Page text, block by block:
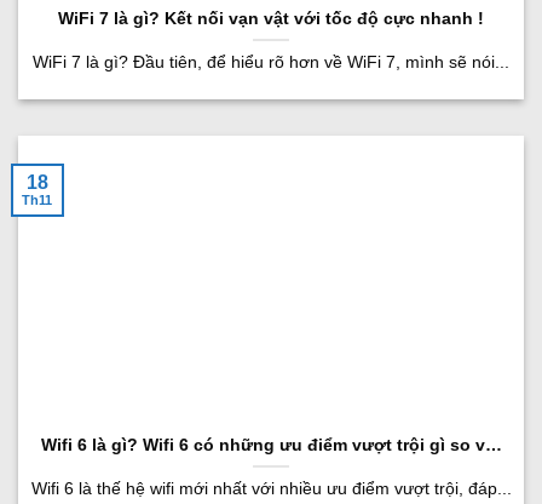
WiFi 7 là gì? Kết nối vạn vật với tốc độ cực nhanh !
WiFi 7 là gì? Đầu tiên, để hiểu rõ hơn về WiFi 7, mình sẽ nói...
Wifi 6 là gì? Wifi 6 có những ưu điểm vượt trội gì so với
các đời wifi cũ?
Wifi 6 là thế hệ wifi mới nhất với nhiều ưu điểm vượt trội, đáp...
18
Th11